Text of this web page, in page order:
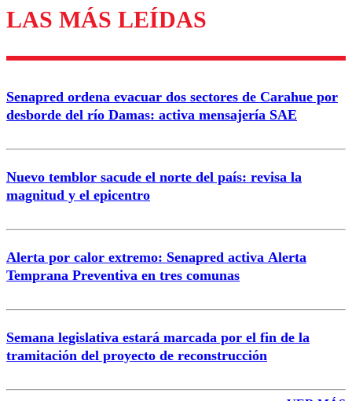
Enviar comentario
LAS MÁS LEÍDAS
Senapred ordena evacuar dos sectores de Carahue por
desborde del río Damas: activa mensajería SAE
Nuevo temblor sacude el norte del país: revisa la
magnitud y el epicentro
Alerta por calor extremo: Senapred activa Alerta
Temprana Preventiva en tres comunas
Semana legislativa estará marcada por el fin de la
tramitación del proyecto de reconstrucción